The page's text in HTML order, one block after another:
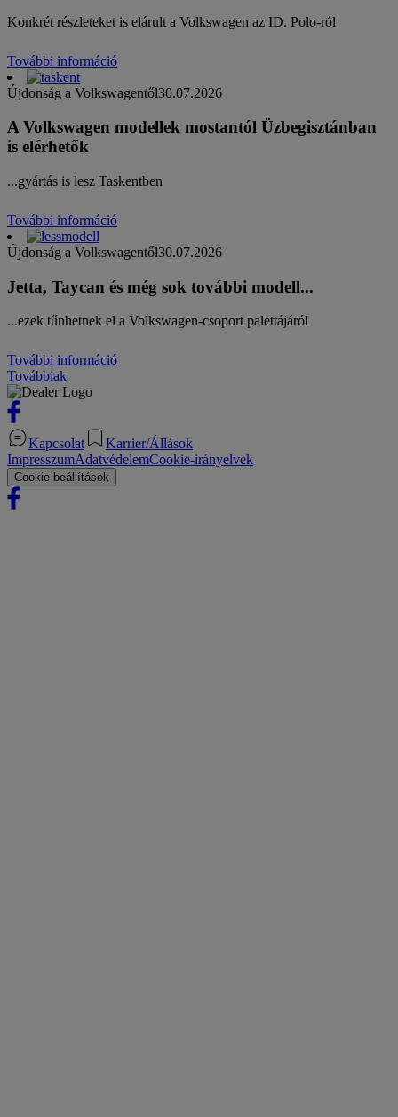
Konkrét részleteket is elárult a Volkswagen az ID. Polo-ról
További információ
Újdonság a Volkswagentől30.07.2026
A Volkswagen modellek mostantól Üzbegisztánban
is elérhetők
...gyártás is lesz Taskentben
További információ
Újdonság a Volkswagentől30.07.2026
Jetta, Taycan és még sok további modell...
...ezek tűnhetnek el a Volkswagen-csoport palettájáról
További információ
Továbbiak
Kapcsolat
Karrier/Állások
ImpresszumAdatvédelemCookie-irányelvek
Cookie-beállítások